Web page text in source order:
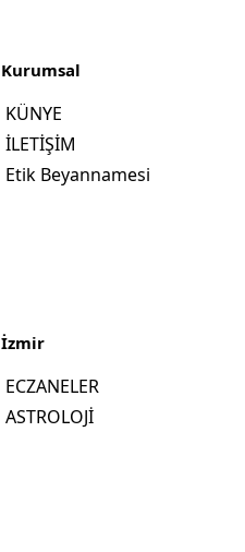
Kurumsal
KÜNYE
İLETİŞİM
Etik Beyannamesi
İzmir
ECZANELER
ASTROLOJİ